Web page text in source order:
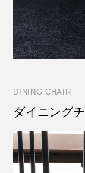
DINING CHAIR
ダイニング